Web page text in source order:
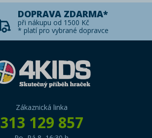
DOPRAVA ZDARMA*
při nákupu od 1500 Kč
* platí pro vybrané dopravce
Zákaznická linka
313 129 857